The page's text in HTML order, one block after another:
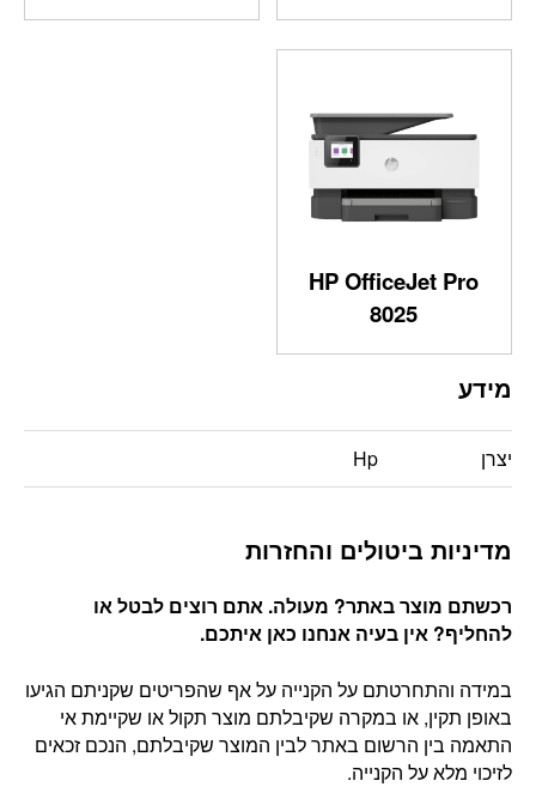
HP OfficeJet Pro
8025
מידע
יצרן Hp
מדיניות ביטולים והחזרות
רכשתם מוצר באתר? מעולה. אתם רוצים לבטל או
להחליף? אין בעיה אנחנו כאן איתכם.
במידה והתחרטתם על הקנייה על אף שהפריטים שקניתם הגיעו
באופן תקין, או במקרה שקיבלתם מוצר תקול או שקיימת אי
התאמה בין הרשום באתר לבין המוצר שקיבלתם, הנכם זכאים
לזיכוי מלא על הקנייה.